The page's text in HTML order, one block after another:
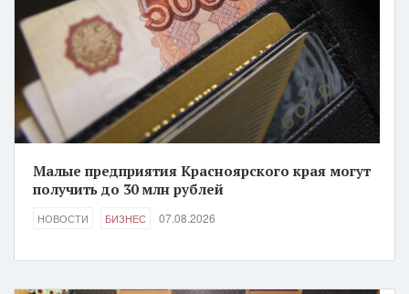
Малые предприятия Красноярского края могут
получить до 30 млн рублей
НОВОСТИ БИЗНЕС 07.08.2026